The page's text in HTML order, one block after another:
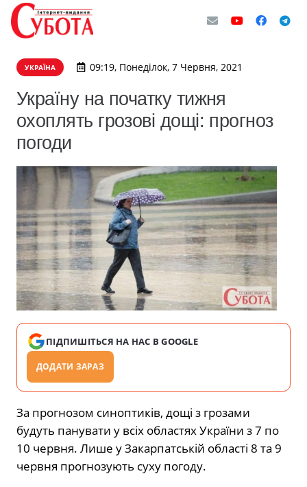
УКРАЇНА 09:19, Понеділок, 7 Червня, 2021
Україну на початку тижня
охоплять грозові дощі: прогноз
погоди
ПІДПИШІТЬСЯ НА НАС В GOOGLE
ДОДАТИ ЗАРАЗ
За прогнозом синоптиків, дощі з грозами
будуть панувати у всіх областях України з 7 по
10 червня. Лише у Закарпатській області 8 та 9
червня прогнозують суху погоду.